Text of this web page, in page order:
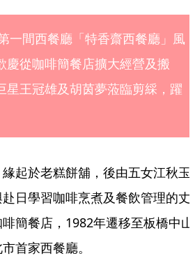
一間西餐廳「特香齋西餐廳」風
慶從咖啡簡餐店擴大經營及搬
星王冠雄及胡茵夢蒞臨剪綵，躍
緣起於老糕餅舖，後由五女江秋玉
日學習咖啡烹煮及餐飲管理的丈
簡餐店，1982年遷移至板橋中山
首家西餐廳。